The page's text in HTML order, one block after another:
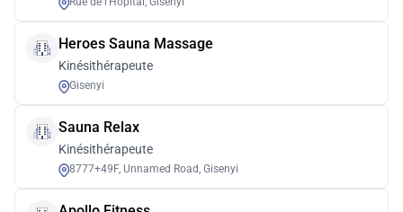
Heroes Sauna Massage
Kinésithérapeute
Gisenyi
Sauna Relax
Kinésithérapeute
8777+49F, Unnamed Road, Gisenyi